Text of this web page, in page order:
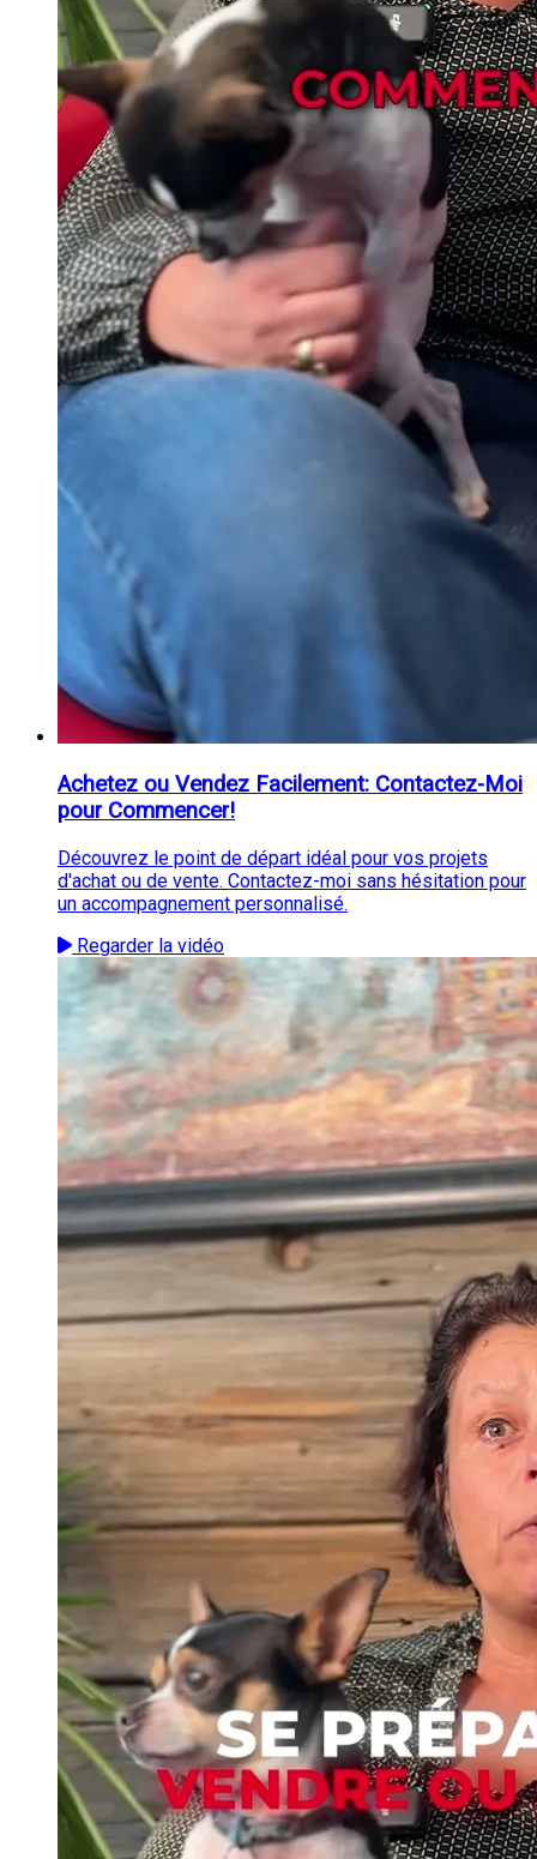
Achetez ou Vendez Facilement: Contactez-Moi
pour Commencer!
Découvrez le point de départ idéal pour vos projets
d'achat ou de vente. Contactez-moi sans hésitation pour
un accompagnement personnalisé.
Regarder la vidéo